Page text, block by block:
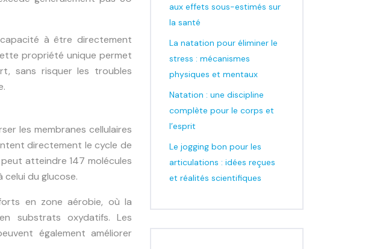
à être directement
propriété unique permet
sans risquer les troubles
les membranes cellulaires
directement le cycle de
atteindre 147 molécules
celui du glucose.
en zone aérobie, où la
substrats oxydatifs. Les
également améliorer
aux effets sous-estimés sur
la santé
La natation pour éliminer le
stress : mécanismes
physiques et mentaux
Natation : une discipline
complète pour le corps et
l’esprit
Le jogging bon pour les
articulations : idées reçues
et réalités scientifiques